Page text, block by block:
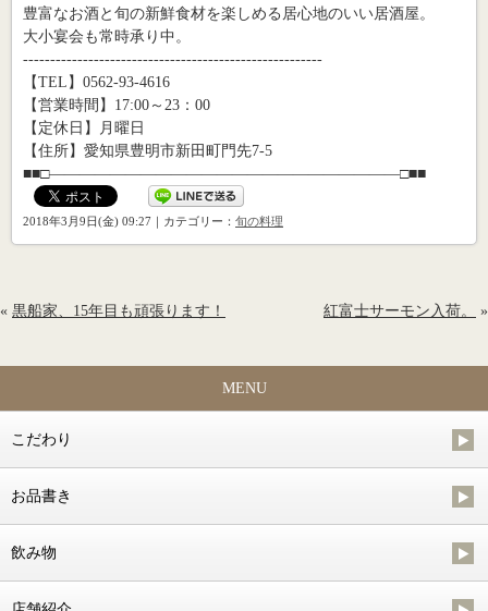
豊富なお酒と旬の新鮮食材を楽しめる居心地のいい居酒屋。
大小宴会も常時承り中。
-------------------------------------------------------
【TEL】0562-93-4616
【営業時間】17:00～23：00
【定休日】月曜日
【住所】愛知県豊明市新田町門先7-5
■■□―――――――――――――――――――――――□■■
2018年3月9日(金) 09:27｜カテゴリー： 旬の料理
« 黒船家、15年目も頑張ります！ 紅富士サーモン入荷。 »
MENU
こだわり
お品書き
飲み物